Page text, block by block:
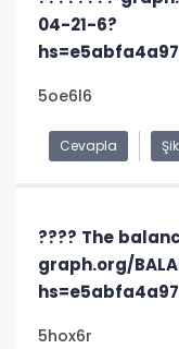
04-21-6?
5oe6l6
Cevapla
???? The
graph.org/
5hox6r